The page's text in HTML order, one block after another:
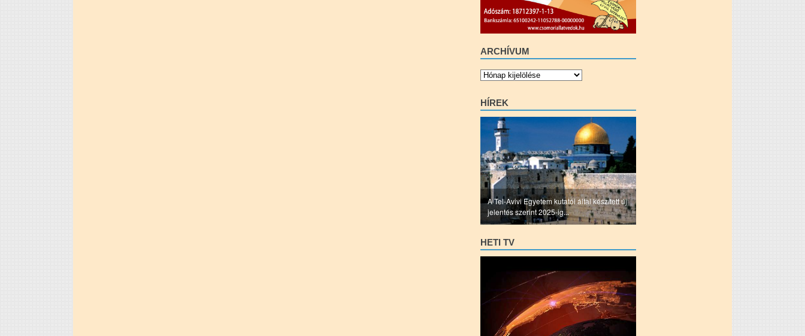
ARCHÍVUM
Archívum
HÍREK
A Tel-Avivi Egyetem kutatói által készített új
jelentés szerint 2025-ig...
HETI TV